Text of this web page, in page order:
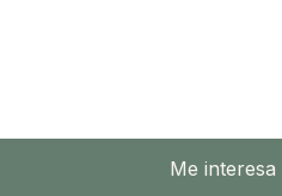
Me interesa